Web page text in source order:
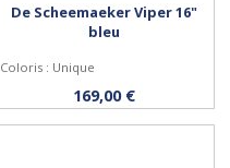
Acheter
De Scheemaeker Viper 16"
bleu
Coloris : Unique
169,00 €